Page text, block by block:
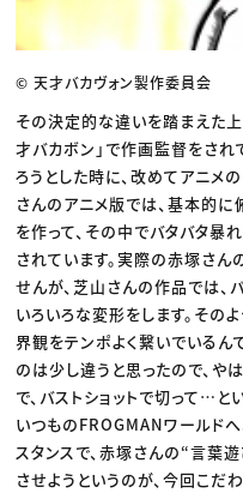
© 天才バカヴォン製作委員会
その決定的な違いを踏まえた上
才バカボン」で作画監督をさ
ろうとした時に、改めてアニメ
さんのアニメ版では、基本的
を作って、その中でバタバタ暴
されています。実際の赤塚さん
せんが、芝山さんの作品では、
いろいろな変形をします。その
界観をテンポよく繋いでいるん
のは少し違うと思ったので、や
で、バストショットで切って…
いつものFROGMANワールドへ
スタンスで、赤塚さんの“言葉
させようというのが、今回こだ